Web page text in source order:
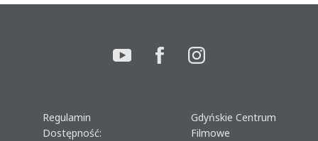
Regulamin
Dostępność:
Gdyńskie Centrum
Filmowe